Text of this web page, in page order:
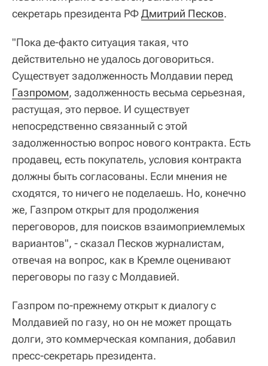
секретарь президента РФДмитрий Песков.
"Пока де-факто ситуация такая, что
действительно не удалось договориться.
Существует задолженность Молдавии перед
Газпромом, задолженность весьма серьезная,
растущая, это первое. И существует
непосредственно связанный с этой
задолженностью вопрос нового контракта. Есть
продавец, есть покупатель, условия контракта
должны быть согласованы. Если мнения не
сходятся, то ничего не поделаешь. Но, конечно
же, Газпром открыт для продолжения
переговоров, для поисков взаимоприемлемых
вариантов", - сказал Песков журналистам,
отвечая на вопрос, как в Кремле оценивают
переговоры по газу с Молдавией.
Газпром по-прежнему открыт к диалогу с
Молдавией по газу, но он не может прощать
долги, это коммерческая компания, добавил
пресс-секретарь президента.